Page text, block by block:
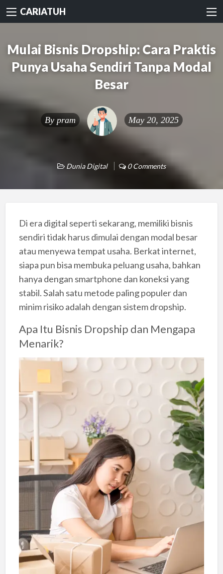
CARIATUH
Mulai Bisnis Dropship: Cara Praktis
Punya Usaha Sendiri Tanpa Modal
Besar
By pram May 20, 2025
Dunia Digital 0 Comments
Di era digital seperti sekarang, memiliki bisnis
sendiri tidak harus dimulai dengan modal besar
atau menyewa tempat usaha. Berkat internet,
siapa pun bisa membuka peluang usaha, bahkan
hanya dengan smartphone dan koneksi yang
stabil. Salah satu metode paling populer dan
minim risiko adalah dengan sistem dropship.
Apa Itu Bisnis Dropship dan Mengapa
Menarik?